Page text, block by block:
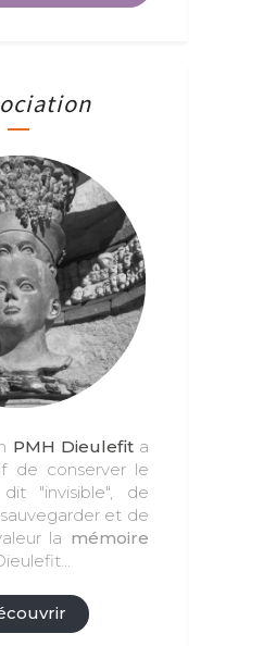
PMH Dieulefita
de conserver le
dit "invisible", de
et de
la mémoire